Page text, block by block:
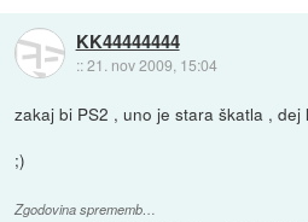
KK44444444
::21. nov 2009, 15:04
zakaj bi PS2 , uno je stara škatla , dej
;)
Zgodovina sprememb…